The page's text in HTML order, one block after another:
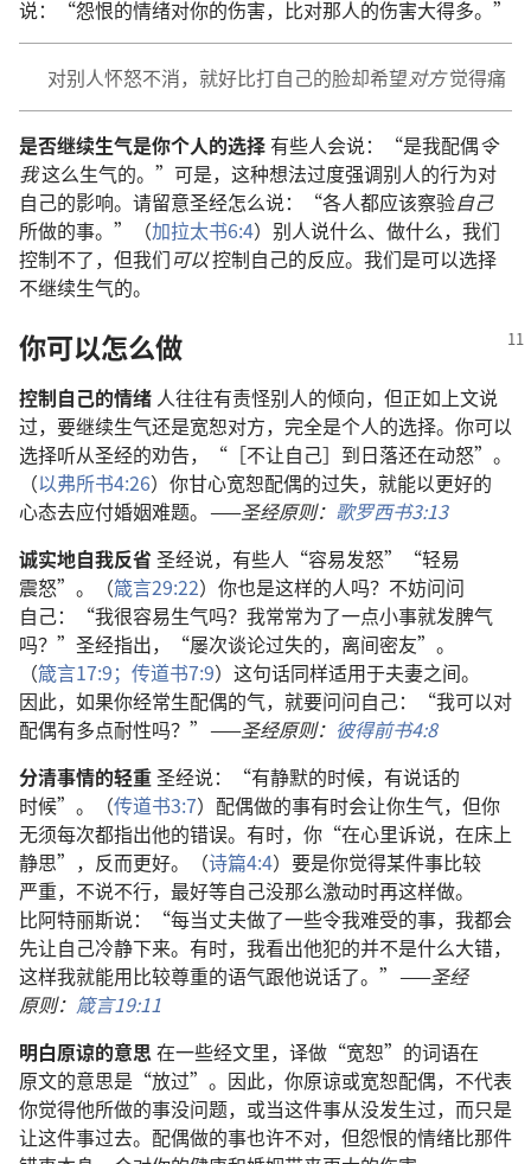
说：“怨恨的情绪对你的伤害， 比对那人的伤害大得多。”
对别人怀怒不消， 就好比打自己的脸却希望对方觉得痛
是否继续生气是你个人的选择有些人会说：“是我配偶令
我这么生气的。” 可是， 这种想法过度强调别人的行为对
自己的影响。 请留意圣经怎么说：“各人都应该察验自己
所做的事。”（加拉太书6:4） 别人说什么、 做什么， 我们
控制不了， 但我们可以控制自己的反应。 我们是可以选择
不继续生气的。
你可以怎么做
控制自己的情绪 人往往有责怪别人的倾向， 但正如 上文说
过， 要继续生气还是宽恕对方， 完全是个人的选择。 你可以
选择听从圣经的劝告，“［不让自己］ 到日落还在动怒”。
（以弗所书4:26） 你甘心宽恕配偶的过失， 就能以更好的
心态去应付婚姻难题。 ——圣经原则： 歌罗西书3:13
诚实地自我反省圣经说， 有些人 “容易发怒”“轻易
震怒”。（箴言29:22） 你也是这样的人吗？ 不妨问问
自己：“我很容易生气吗？ 我常常为了一点小事就发脾气
吗？” 圣经指出，“屡次谈论过失的， 离间密友”。
（箴言17:9； 传道书7:9） 这句话同样适用于夫妻之间。
因此， 如果你经常生配偶的气， 就要问问自己：“我可以对
配偶有多点耐性吗？” ——圣经原则： 彼得前书4:8
分清事情的轻重圣经说：“有静默的时候， 有说话的
时候”。（传道书3:7） 配偶做的事有时会让你生气， 但你
无须每次都指出他的错误。 有时， 你 “在心里诉说， 在床 上
静思”， 反而更好。（诗篇4:4） 要是你觉得某件事比较
严重， 不说不行， 最好等自己没那么激动时再这样做。
比阿特丽斯说：“每当丈夫做了一些令我难受的事， 我都会
先让自己冷静下来。 有时， 我看出他犯的并不是什么大错，
这样我就能用比较尊重的语气跟他说话了。” ——圣经
原则： 箴言19:11
明白原谅的意思 在一些经文里， 译做 “宽恕” 的词语在
原文的意思是 “放过”。 因此， 你原谅或宽恕配偶， 不代表
你觉得他所做的事没问题， 或当这件事从没发生过， 而只是
让这件事过去。 配偶做的事也许不对， 但怨恨的情绪比那件